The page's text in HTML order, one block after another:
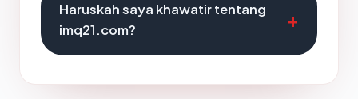
Haruskah saya khawatir tentang
imq21.com?